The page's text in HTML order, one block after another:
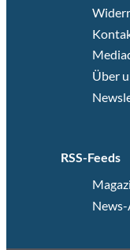
Über
RSS-Feeds